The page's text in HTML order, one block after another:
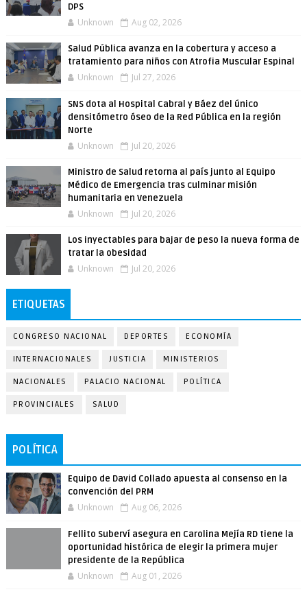
DPS
Unknown Aug 02, 2026
Salud Pública avanza en la cobertura y acceso a
tratamiento para niños con Atrofia Muscular Espinal
Unknown Jul 27, 2026
SNS dota al Hospital Cabral y Báez del único
densitómetro óseo de la Red Pública en la región
Norte
Unknown Jul 20, 2026
Ministro de Salud retorna al país junto al Equipo
Médico de Emergencia tras culminar misión
humanitaria en Venezuela
Unknown Jul 20, 2026
Los inyectables para bajar de peso la nueva forma de
tratar la obesidad
Unknown Jul 20, 2026
ETIQUETAS
CONGRESO NACIONAL DEPORTES ECONOMÍA
INTERNACIONALES JUSTICIA MINISTERIOS
NACIONALES PALACIO NACIONAL POLÍTICA
PROVINCIALES SALUD
POLÍTICA
Equipo de David Collado apuesta al consenso en la
convención del PRM
Unknown Aug 06, 2026
Fellito Suberví asegura en Carolina Mejía RD tiene la
oportunidad histórica de elegir la primera mujer
presidente de la República
Unknown Aug 01, 2026